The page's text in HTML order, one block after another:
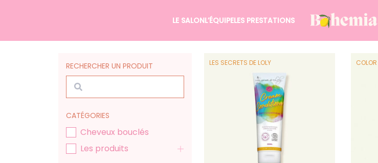
LE SALONL’ÉQUIPELES PRESTATIONS
RECHERCHER UN PRODUIT
Rechercher
CATÉGORIES
Cheveux bouclés
Les produits
LES SECRETS DE LOLY